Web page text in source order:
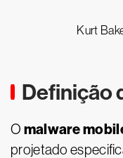
Kurt
Definição
O malware
projetado